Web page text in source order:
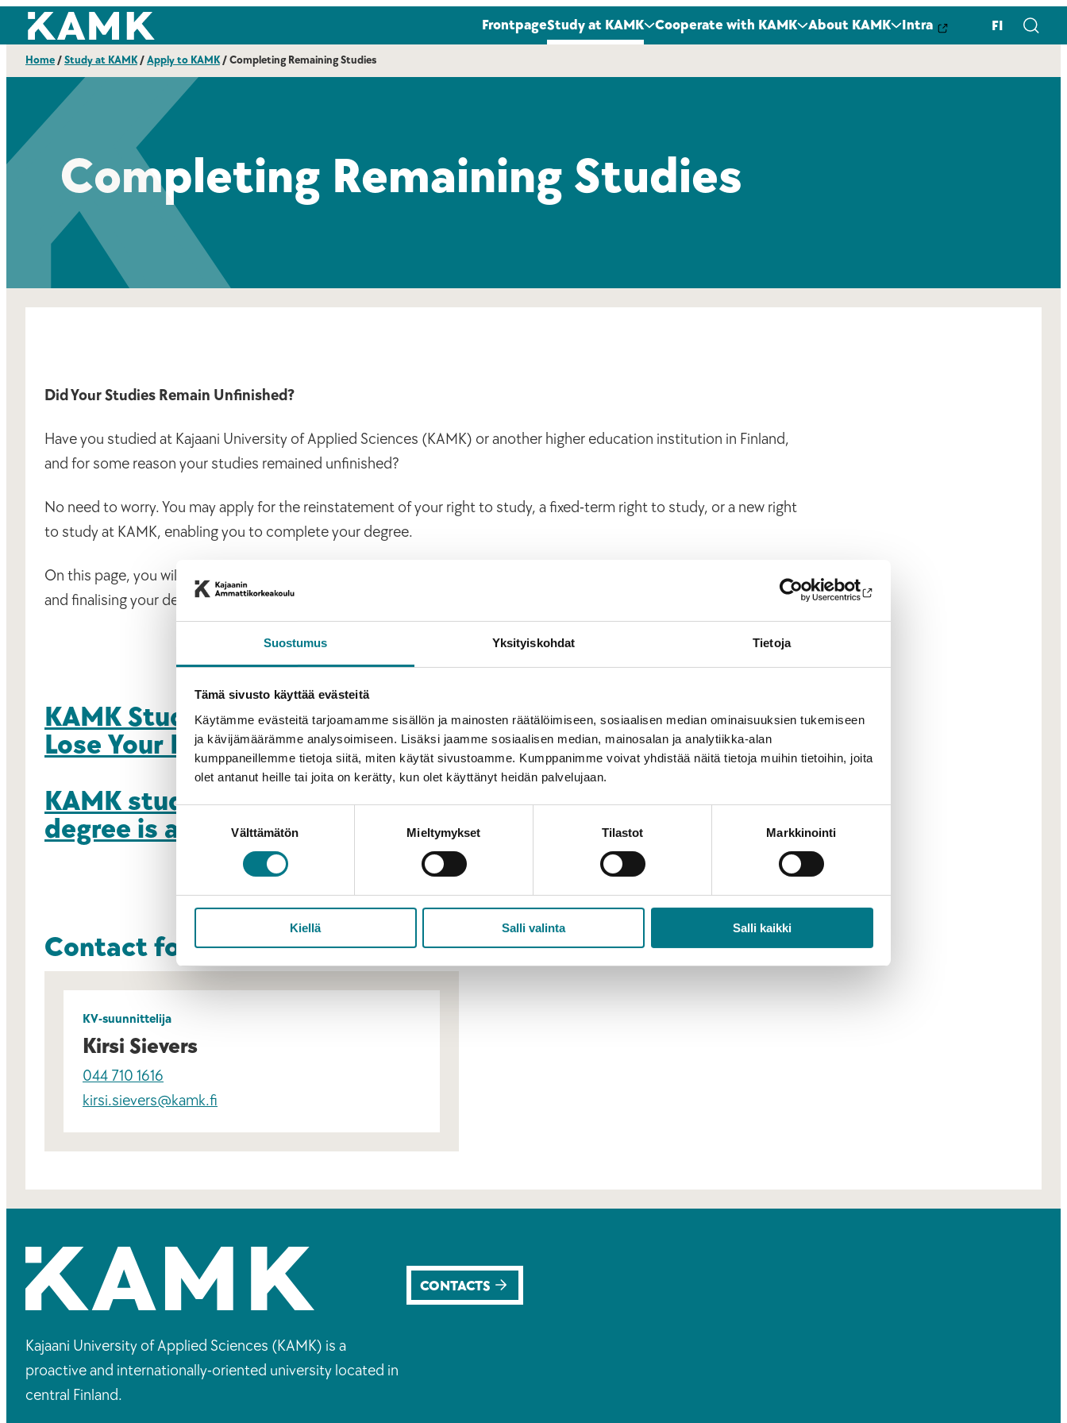
Suostumus Yksityiskohdat Tietoja
Tämä sivusto käyttää evästeitä
Käytämme evästeitä tarjoamamme sisällön ja mainosten räätälöimiseen, sosiaalisen median ominaisuuksien tukemiseen
ja kävijämäärämme analysoimiseen. Lisäksi jaamme sosiaalisen median, mainosalan ja analytiikka-alan
kumppaneillemme tietoja siitä, miten käytät sivustoamme. Kumppanimme voivat yhdistää näitä tietoja muihin tietoihin, joita
olet antanut heille tai joita on kerätty, kun olet käyttänyt heidän palvelujaan.
Suostumuksen
Välttämätön Mieltymykset Tilastot Markkinointi
Kiellä Salli valinta Salli kaikki
Skip
content
Kajaanin ammattikorkeakoulu FrontpageStudy at KAMK Cooperate with KAMK About KAMK Intra FI
Home/Study at KAMK/Apply to KAMK/Completing Remaining Studies
Completing Remaining Studies
Did Your Studies Remain Unfinished?
Have you studied at Kajaani University of Applied Sciences (KAMK) or another higher education institution in Finland,
and for some reason your studies remained unfinished?
No need to worry. You may apply for the reinstatement of your right to study, a fixed-term right to study, or a new right
to study at KAMK, enabling you to complete your degree.
On this page, you will find instructions for a range of situations related to completing unfinished studies
and finalising your degree.
KAMK Student – Did You Forget to Register as Present and
Lose Your Right to Study?
KAMK student – Has your study right ended, but your
degree is almost complete?
Contact for more information
KV-suunnittelija
Kirsi Sievers
044 710 1616
kirsi.sievers@kamk.fi
Kajaani University of Applied Sciences (KAMK) is a
proactive and internationally-oriented university located in
central Finland.
CONTACTS